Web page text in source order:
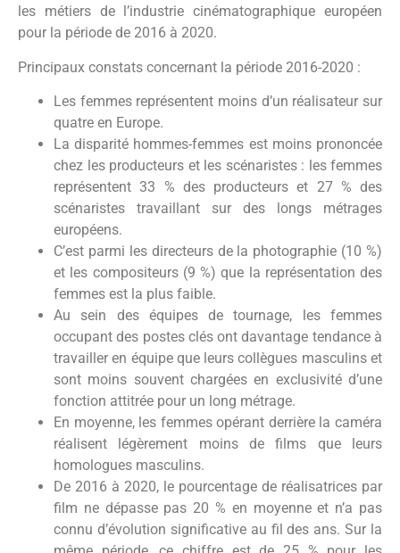
les métiers de l’industrie cinématographique européen
pour la période de 2016 à 2020.
Principaux constats concernant la période 2016-2020 :
Les femmes représentent moins d’un réalisateur sur
quatre en Europe.
La disparité hommes-femmes est moins prononcée
chez les producteurs et les scénaristes : les femmes
représentent 33 % des producteurs et 27 % des
scénaristes travaillant sur des longs métrages
européens.
C’est parmi les directeurs de la photographie (10 %)
et les compositeurs (9 %) que la représentation des
femmes est la plus faible.
Au sein des équipes de tournage, les femmes
occupant des postes clés ont davantage tendance à
travailler en équipe que leurs collègues masculins et
sont moins souvent chargées en exclusivité d’une
fonction attitrée pour un long métrage.
En moyenne, les femmes opérant derrière la caméra
réalisent légèrement moins de films que leurs
homologues masculins.
De 2016 à 2020, le pourcentage de réalisatrices par
film ne dépasse pas 20 % en moyenne et n’a pas
connu d’évolution significative au fil des ans. Sur la